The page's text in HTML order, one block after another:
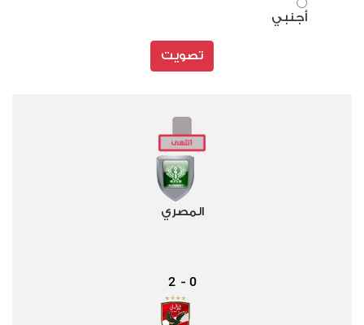
أجنبي
تصويت
المصري
0
-
2